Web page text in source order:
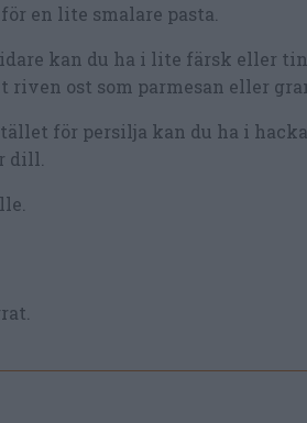
en lite smalare pasta.
kan du ha i lite färsk eller
riven ost som parmesan eller
för persilja kan du ha i
dill.